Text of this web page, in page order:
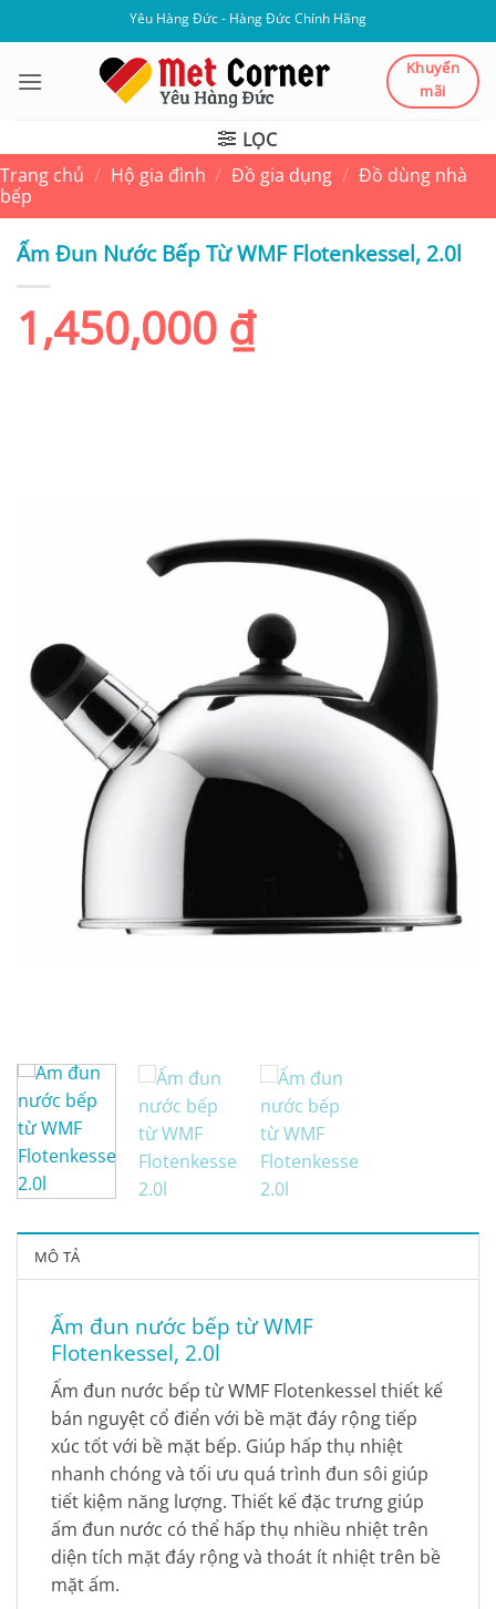
qua
dung
Yêu Hàng Đức - Hàng Đức Chính Hãng
Khuyến
mãi
LỌC
Trang chủ / Hộ gia đình / Đồ gia dụng / Đồ dùng nhà
bếp
Ấm Đun Nước Bếp Từ WMF Flotenkessel, 2.0l
1,450,000 ₫
MÔ TẢ
Ấm đun nước bếp từ WMF
Flotenkessel, 2.0l
Ấm đun nước bếp từ WMF Flotenkessel thiết kế
bán nguyệt cổ điển với bề mặt đáy rộng tiếp
xúc tốt với bề mặt bếp. Giúp hấp thụ nhiệt
nhanh chóng và tối ưu quá trình đun sôi giúp
tiết kiệm năng lượng. Thiết kế đặc trưng giúp
ấm đun nước có thể hấp thụ nhiều nhiệt trên
diện tích mặt đáy rộng và thoát ít nhiệt trên bề
mặt ấm.